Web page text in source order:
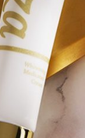
薬用イ
薬用イ
ーバルクリ